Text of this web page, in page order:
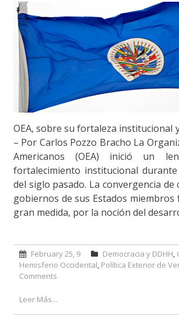
OEA, sobre su fortaleza institucional
– Por Carlos Pozzo Bracho La
Americanos (OEA) inició un
fortalecimiento institucional
del siglo pasado. La convergencia
gobiernos de sus Estados miembros
gran medida, por la noción del
February 25, 9 Democracia y DDHH,
Hemisferio Occidental, Política Exterior de
Comments
Leer Más...